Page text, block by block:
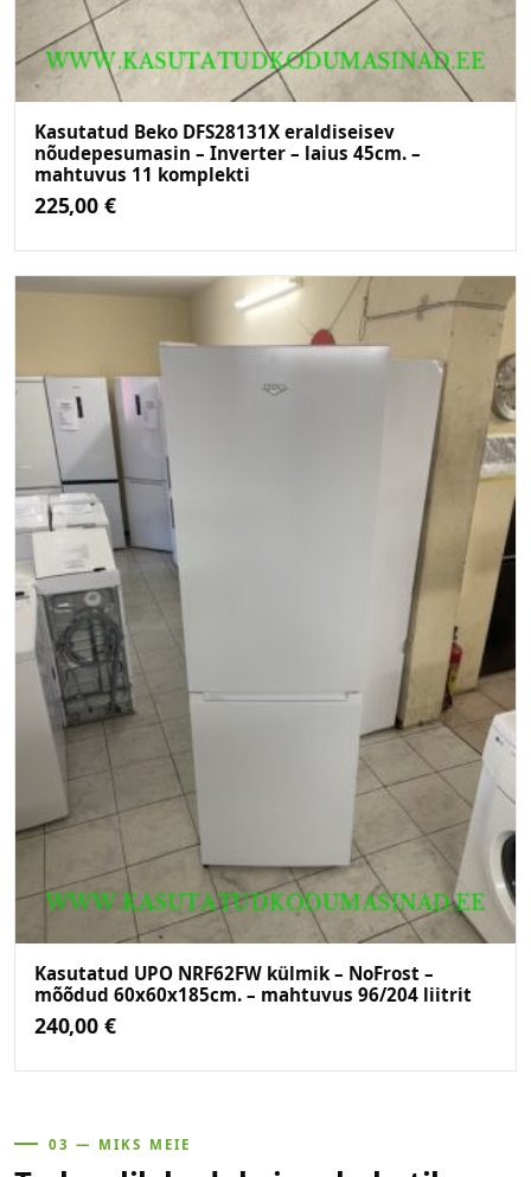
Kasutatud Beko DFS28131X eraldiseisev
nõudepesumasin – Inverter – laius 45cm. –
mahtuvus 11 komplekti
225,00 €
Kasutatud UPO NRF62FW külmik – NoFrost –
mõõdud 60x60x185cm. – mahtuvus 96/204 liitrit
240,00 €
03 — MIKS MEIE